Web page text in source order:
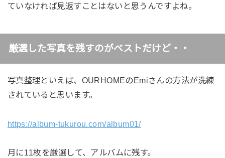
ていなければ見返すことはないと思うんですよね。
厳選した写真を残すのがベストだけど・・
写真整理といえば、OURHOMEのEmiさんの方法が洗練
されていると思います。
https://album-tukurou.com/album01/
月に11枚を厳選して、アルバムに残す。